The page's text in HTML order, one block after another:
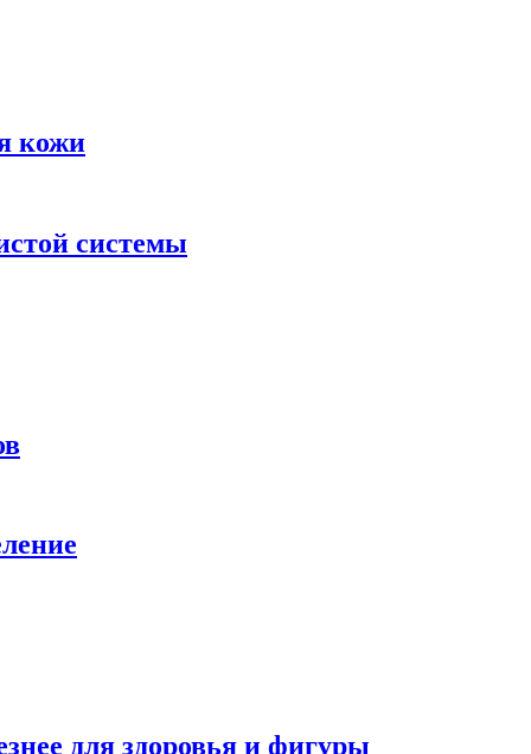
кожи
системы
для здоровья и фигуры